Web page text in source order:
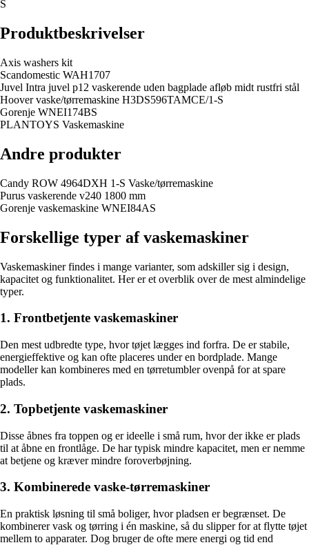
S
Produktbeskrivelser
Axis washers kit
Scandomestic WAH1707
Juvel Intra juvel p12 vaskerende uden bagplade afløb midt rustfri stål
Hoover vaske/tørremaskine H3DS596TAMCE/1-S
Gorenje WNEI174BS
PLANTOYS Vaskemaskine
Andre produkter
Candy ROW 4964DXH 1-S Vaske/tørremaskine
Purus vaskerende v240 1800 mm
Gorenje vaskemaskine WNEI84AS
Forskellige typer af vaskemaskiner
Vaskemaskiner findes i mange varianter, som adskiller sig i design,
kapacitet og funktionalitet. Her er et overblik over de mest almindelige
typer.
1. Frontbetjente vaskemaskiner
Den mest udbredte type, hvor tøjet lægges ind forfra. De er stabile,
energieffektive og kan ofte placeres under en bordplade. Mange
modeller kan kombineres med en tørretumbler ovenpå for at spare
plads.
2. Topbetjente vaskemaskiner
Disse åbnes fra toppen og er ideelle i små rum, hvor der ikke er plads
til at åbne en frontlåge. De har typisk mindre kapacitet, men er nemme
at betjene og kræver mindre foroverbøjning.
3. Kombinerede vaske-tørremaskiner
En praktisk løsning til små boliger, hvor pladsen er begrænset. De
kombinerer vask og tørring i én maskine, så du slipper for at flytte tøjet
mellem to apparater. Dog bruger de ofte mere energi og tid end